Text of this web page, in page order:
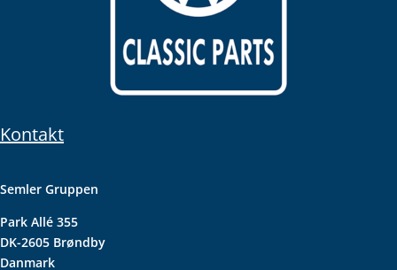
Kontakt
Semler Gruppen
Park Allé 355
DK-2605 Brøndby
Danmark